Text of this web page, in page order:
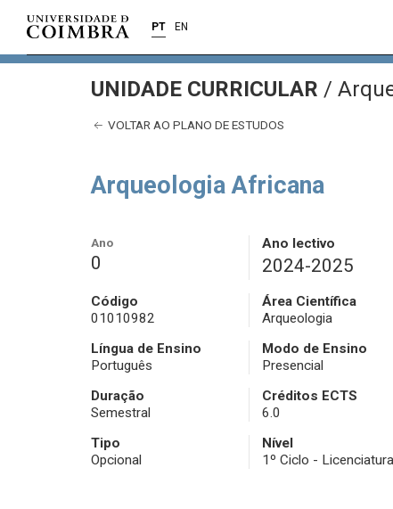
PT EN
UNIDADE CURRICULAR /
VOLTAR AO PLANO DE ESTUDOS
Arqueologia Africana
Ano
0
Ano lectivo
2024-2025
Código
01010982
Área Científica
Arqueologia
Língua de Ensino
Português
Modo de Ensino
Presencial
Duração
Semestral
Créditos ECTS
6.0
Tipo
Opcional
Nível
1º Ciclo - Licenciatura